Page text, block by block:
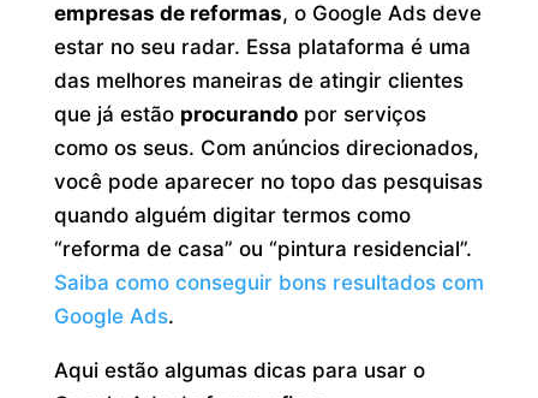
empresas de reformas, o Google Ads deve
estar no seu radar. Essa plataforma é uma
das melhores maneiras de atingir clientes
que já estão procurandopor serviços
como os seus. Com anúncios direcionados,
você pode aparecer no topo das pesquisas
quando alguém digitar termos como
“reforma de casa” ou “pintura residencial”.
Saiba como conseguir bons resultados com
Google Ads.
Aqui estão algumas dicas para usar o